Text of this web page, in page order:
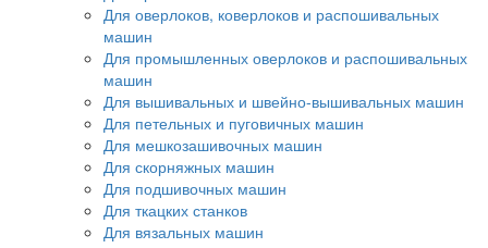
Для оверлоков, коверлоков и распошивальных
машин
Для промышленных оверлоков и распошивальных
машин
Для вышивальных и швейно-вышивальных машин
Для петельных и пуговичных машин
Для мешкозашивочных машин
Для скорняжных машин
Для подшивочных машин
Для ткацких станков
Для вязальных машин